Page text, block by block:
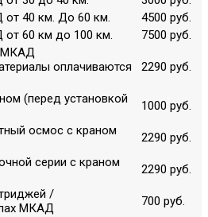
40 км. До 60 км.
4500 руб.
60 км до 100 км.
7500 руб.
МКАД
оплачиваются
2290 руб.
(перед установкой
1000 руб.
осмос с краном
2290 руб.
серии с краном
2290 руб.
/
МКАД
700 руб.